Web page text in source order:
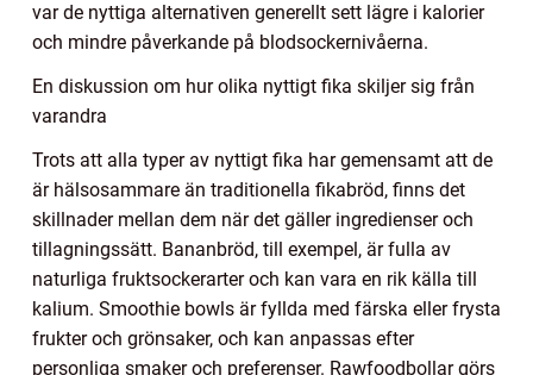
var de nyttiga alternativen generellt sett lägre i kalorier
och mindre påverkande på blodsockernivåerna.
En diskussion om hur olika nyttigt fika skiljer sig från
varandra
Trots att alla typer av nyttigt fika har gemensamt att de
är hälsosammare än traditionella fikabröd, finns det
skillnader mellan dem när det gäller ingredienser och
tillagningssätt. Bananbröd, till exempel, är fulla av
naturliga fruktsockerarter och kan vara en rik källa till
kalium. Smoothie bowls är fyllda med färska eller frysta
frukter och grönsaker, och kan anpassas efter
personliga smaker och preferenser. Rawfoodbollar görs